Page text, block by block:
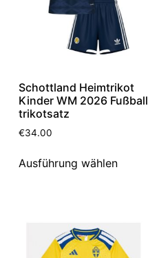
Schottland Heimtrikot
Kinder WM 2026 Fußball
trikotsatz
€34.00
Ausführung wählen